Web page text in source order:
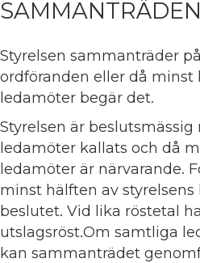
SAMMANTRÄDEN
Styrelsen sammanträder
ordföranden eller då minst
ledamöter begär det.
Styrelsen är beslutsmässig
ledamöter kallats och då
ledamöter är närvarande.
minst hälften av
beslutet. Vid lika röstetal
utslagsröst.Om samtliga
kan sammanträdet